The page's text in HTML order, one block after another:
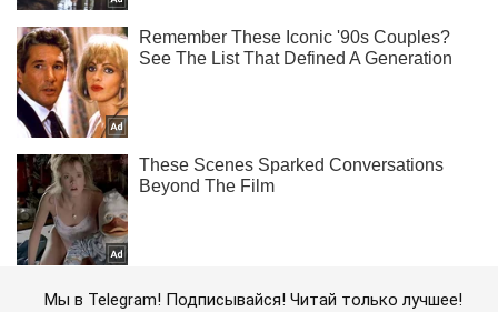
Мы в Telegram! Подписывайся! Читай только лучшее!